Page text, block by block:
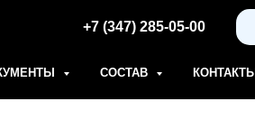
+7 (347) 285-05-00
СОСТАВ КОНТАКТЫ